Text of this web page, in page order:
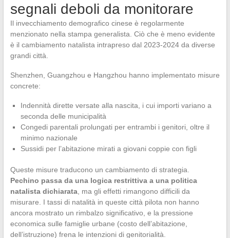
segnali deboli da monitorare
Il invecchiamento demografico cinese è regolarmente
menzionato nella stampa generalista. Ciò che è meno evidente
è il cambiamento natalista intrapreso dal 2023-2024 da diverse
grandi città.
Shenzhen, Guangzhou e Hangzhou hanno implementato misure
concrete:
Indennità dirette versate alla nascita, i cui importi variano a
seconda delle municipalità
Congedi parentali prolungati per entrambi i genitori, oltre il
minimo nazionale
Sussidi per l’abitazione mirati a giovani coppie con figli
Queste misure traducono un cambiamento di strategia.
Pechino passa da una logica restrittiva a una politica
natalista dichiarata, ma gli effetti rimangono difficili da
misurare. I tassi di natalità in queste città pilota non hanno
ancora mostrato un rimbalzo significativo, e la pressione
economica sulle famiglie urbane (costo dell’abitazione,
dell’istruzione) frena le intenzioni di genitorialità.